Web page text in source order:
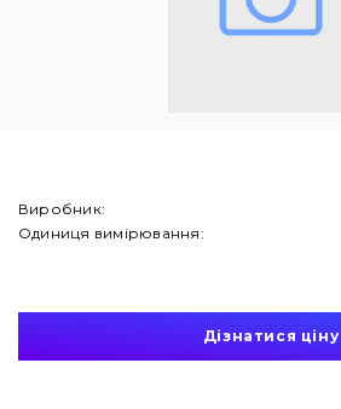
Виробник:
Одиниця вимірювання:
Дізнатися ціну